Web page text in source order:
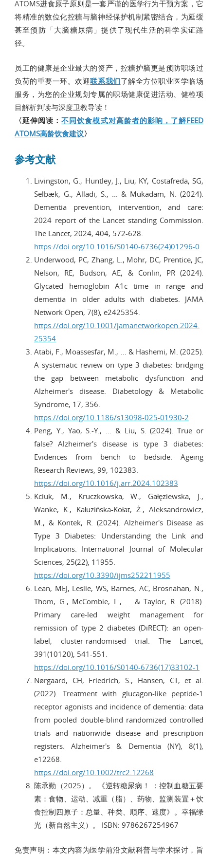
ATOMS进食原子原则是一套严谨的医学行为干预方案，它
将精准的数位化控糖与脑神经保护机制紧密结合，为延缓
甚至预防「大脑糖尿病」提供了现代生活的科学实证路
径。
员工的健康是企业最大的资产，控糖护脑更是预防职场过
负荷的重要一环。欢迎联系我们了解全方位职业医学临场
服务，为您的企业规划专属的职场健康促进活动、健检项
目解析判读与深度卫教导读！
〈延伸阅读：不同饮食模式对高龄者的影响，了解FEED
ATOMS高龄饮食建议〉
参考文献
Livingston, G., Huntley, J., Liu, KY, Costafreda, SG,
Selbæk, G., Alladi, S., ... & Mukadam, N. (2024).
Dementia prevention, intervention, and care:
2024 report of the Lancet standing Commission.
The Lancet, 2024; 404, 572-628.
https://doi.org/10.1016/S0140-6736(24)01296-0
Underwood, PC, Zhang, L., Mohr, DC, Prentice, JC,
Nelson, RE, Budson, AE, & Conlin, PR (2024).
Glycated hemoglobin A1c time in range and
dementia in older adults with diabetes. JAMA
Network Open, 7(8), e2425354.
https://doi.org/10.1001/jamanetworkopen.2024.
25354
Atabi, F., Moassesfar, M., ... & Hashemi, M. (2025).
A systematic review on type 3 diabetes: bridging
the gap between metabolic dysfunction and
Alzheimer's disease. Diabetology & Metabolic
Syndrome, 17, 356.
https://doi.org/10.1186/s13098-025-01930-2
Peng, Y., Yao, S.-Y., ... & Liu, S. (2024). True or
false? Alzheimer's disease is type 3 diabetes:
Evidences from bench to bedside. Ageing
Research Reviews, 99, 102383.
https://doi.org/10.1016/j.arr.2024.102383
Kciuk, M., Kruczkowska, W., Gałęziewska, J.,
Wanke, K., Kałuzińska-Kołat, Ż., Aleksandrowicz,
M., & Kontek, R. (2024). Alzheimer's Disease as
Type 3 Diabetes: Understanding the Link and
Implications. International Journal of Molecular
Sciences, 25(22), 11955.
https://doi.org/10.3390/ijms252211955
Lean, MEJ, Leslie, WS, Barnes, AC, Brosnahan, N.,
Thom, G., McCombie, L., ... & Taylor, R. (2018).
Primary care-led weight management for
remission of type 2 diabetes (DiRECT): an open-
label, cluster-randomised trial. The Lancet,
391(10120), 541-551.
https://doi.org/10.1016/S0140-6736(17)33102-1
Nørgaard, CH, Friedrich, S., Hansen, CT, et al.
(2022). Treatment with glucagon-like peptide-1
receptor agonists and incidence of dementia: data
from pooled double-blind randomized controlled
trials and nationwide disease and prescription
registers. Alzheimer's & Dementia (NY), 8(1),
e12268.
https://doi.org/10.1002/trc2.12268
陈承勤（2025）。 《逆转糖尿病！ ：控制血糖五要
素：食物、运动、减重（脂）、药物、监测装置＋饮
食控制四原子：总量、种类、顺序、速度》。幸福绿
光（新自然主义）。 ISBN: 9786267254967
免责声明：本文内容为医学前沿文献科普与学术探讨，旨